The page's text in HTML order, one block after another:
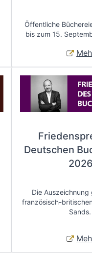
Öffentliche
bis zum 15.
Deutschen
2026
Die Auszeichnung
französisch-
Sands.